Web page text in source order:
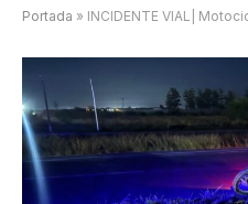
Portada » INCIDENTE VIAL| Motociclista